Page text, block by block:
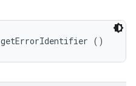
getErrorIdentifier ()